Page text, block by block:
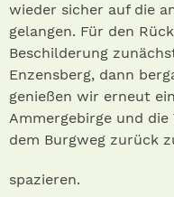
wieder sicher auf die
gelangen. Für den
Beschilderung
Enzensberg, dann
genießen wir erneut
Ammergebirge und die
dem Burgweg zurück
spazieren.